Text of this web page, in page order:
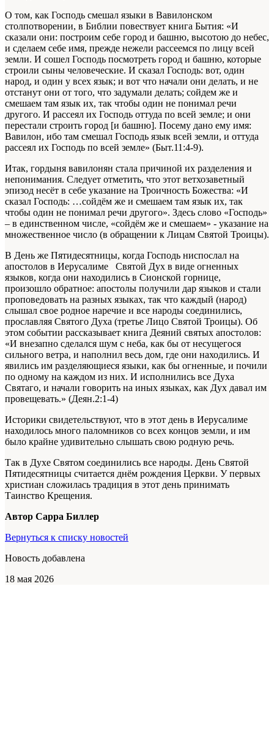
О том, как Господь смешал языки в Вавилонском
столпотворении, в Библии повествует книга Бытия: «И
сказали они: построим себе город и башню, высотою до небес,
и сделаем себе имя, прежде нежели рассеемся по лицу всей
земли. И сошел Господь посмотреть город и башню, которые
строили сыны человеческие. И сказал Господь: вот, один
народ, и один у всех язык; и вот что начали они делать, и не
отстанут они от того, что задумали делать; сойдем же и
смешаем там язык их, так чтобы один не понимал речи
другого. И рассеял их Господь оттуда по всей земле; и они
перестали строить город [и башню]. Посему дано ему имя:
Вавилон, ибо там смешал Господь язык всей земли, и оттуда
рассеял их Господь по всей земле» (Быт.11:4-9).
Итак, гордыня вавилонян стала причиной их разделения и
непонимания. Следует отметить, что этот ветхозаветный
эпизод несёт в себе указание на Троичность Божества: «И
сказал Господь: …сойдём же и смешаем там язык их, так
чтобы один не понимал речи другого». Здесь слово «Господь»
– в единственном числе, «сойдём же и смешаем» - указание на
множественное число (в обращении к Лицам Святой Троицы).
В День же Пятидесятницы, когда Господь ниспослал на
апостолов в Иерусалиме Святой Дух в виде огненных
языков, когда они находились в Сионской горнице,
произошло обратное: апостолы получили дар языков и стали
проповедовать на разных языках, так что каждый (народ)
слышал свое родное наречие и все народы соединились,
прославляя Святого Духа (третье Лицо Святой Троицы). Об
этом событии рассказывает книга Деяний святых апостолов:
«И внезапно сделался шум с неба, как бы от несущегося
сильного ветра, и наполнил весь дом, где они находились. И
явились им разделяющиеся языки, как бы огненные, и почили
по одному на каждом из них. И исполнились все Духа
Святаго, и начали говорить на иных языках, как Дух давал им
провещевать.» (Деян.2:1-4)
Историки свидетельствуют, что в этот день в Иерусалиме
находилось много паломников со всех концов земли, и им
было крайне удивительно слышать свою родную речь.
Так в Духе Святом соединились все народы. День Святой
Пятидесятницы считается днём рождения Церкви. У первых
христиан сложилась традиция в этот день принимать
Таинство Крещения.
Автор Сарра Биллер
Вернуться к списку новостей
Новость добавлена
18 мая 2026